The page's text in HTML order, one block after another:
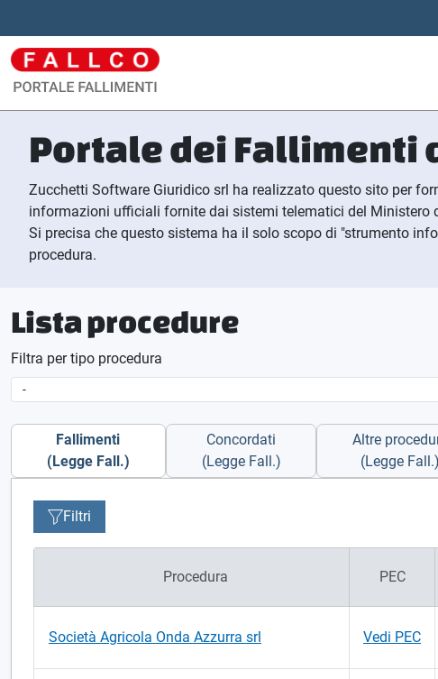
Portale dei Fallimenti
Zucchetti Software Giuridico srl ha realizzato questo sito per
informazioni ufficiali fornite dai sistemi telematici del Ministero
Si precisa che questo sistema ha il solo scopo di "strumento
procedura.
Lista procedure
Filtra per tipo procedura
Fallimenti
(Legge Fall.)
Concordati
(Legge Fall.)
Altre
(Legge Fall.)
Filtri
Procedura PEC
Società Agricola Onda Azzurra srl Vedi PEC